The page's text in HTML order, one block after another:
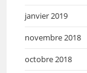
janvier 2019
novembre 2018
octobre 2018